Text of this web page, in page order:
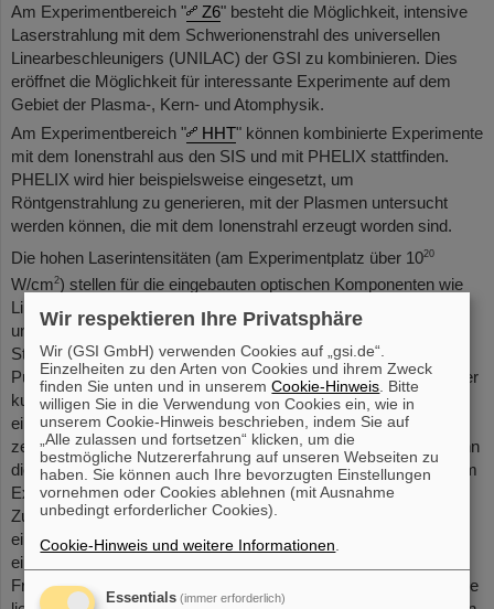
Am Experimentbereich "
Z6" besteht die Möglichkeit, intensive
Laserstrahlung mit dem Schwerionenstrahl des universellen
Linearbeschleunigers (UNILAC) der GSI zu kombinieren. Dies
eröffnet die Möglichkeit für interessante Experimente auf dem
Gebiet der Plasma-, Kern- und Atomphysik.
Am Experimentbereich "
HHT" können kombinierte Experimente
mit dem Ionenstrahl aus den SIS und mit PHELIX stattfinden.
PHELIX wird hier beispielsweise eingesetzt, um
Röntgenstrahlung zu generieren, mit der Plasmen untersucht
werden können, die mit dem Ionenstrahl erzeugt worden sind.
Die hohen Laserintensitäten (am Experimentplatz über 1020
W/cm2) stellen für die eingebauten optischen Komponenten wie
Linsen und Spiegel eine hohe Belastung dar. Um die Intensität
unter deren Zerstörschwelle zu halten, wird der
Strahldurchmesser aufgeweitet und das sogenannte "Chirped
Pulse Amplification Verfahren" (CPA) angewendet: Dabei wird der
kurze Laserpuls aus dem fs-Frontend (die Pulslänge liegt bei
einigen 100 Femtosekunden) mit Hilfe einer Gitteranordnung
zeitlich auf ein bis zwei Nanosekunden gestreckt, durchläuft dann
die Verstärkerkette (Vor- und Hauptverstärker), und wird vor dem
Experimentplatz zeitlich wieder rekomprimiert.
Zur Erzeugung von Hochenergiepulsen wird das ns-Frontend
eingesetzt. Bei diesem ist die Pulsform und -dauer zwischen
einer und 10 Nanosekunden frei wählbar. Das Licht aus diesem
Frontend kann ggf. in der Frequenz verdoppelt werden: Die Farbe
Wir respektieren Ihre Privatsphäre
Wir (GSI GmbH) verwenden Cookies auf „gsi.de“.
Einzelheiten zu den Arten von Cookies und ihrem Zweck
finden Sie unten und in unseremCookie-Hinweis . Bitte
willigen Sie in die Verwendung von Cookies ein, wie in
unserem Cookie-Hinweis beschrieben, indem Sie auf
„Alle zulassen und fortsetzen“ klicken, um die
bestmögliche Nutzererfahrung auf unseren Webseiten zu
haben. Sie können auch Ihre bevorzugten Einstellungen
vornehmen oder Cookies ablehnen (mit Ausnahme
unbedingt erforderlicher Cookies).
Cookie-Hinweis und weitere Informationen
Essentials (immer erforderlich)